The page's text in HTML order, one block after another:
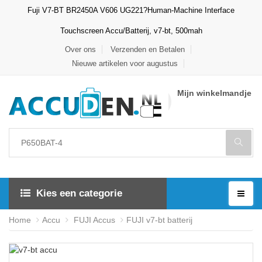
Fuji V7-BT BR2450A V606 UG221?Human-Machine Interface
Touchscreen Accu/Batterij, v7-bt, 500mah
Over ons
Verzenden en Betalen
Nieuwe artikelen voor augustus
Mijn winkelmandje
Kies een categorie
Home Accu FUJI Accus FUJI v7-bt batterij